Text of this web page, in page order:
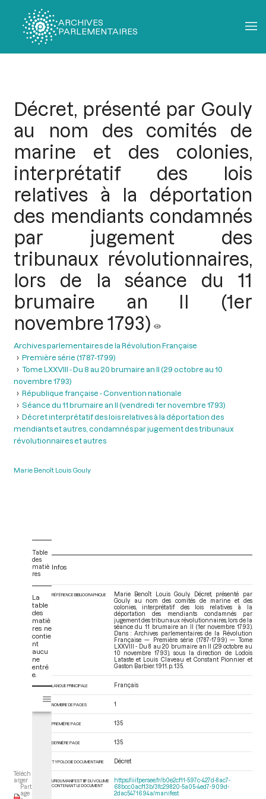
ARCHIVES
PARLEMENTAIRES
Décret, présenté par Gouly
au nom des comités de
marine et des colonies,
interprétatif des lois
relatives à la déportation
des mendiants condamnés
par jugement des
tribunaux révolutionnaires,
lors de la séance du 11
brumaire an II (1er
novembre 1793)
Archives parlementaires de la Révolution Française
Première série (1787-1799)
Tome LXXVIII - Du 8 au 20 brumaire an II (29 octobre au 10
novembre 1793)
République française - Convention nationale
Séance du 11 brumaire an II (vendredi 1er novembre 1793)
Décret interprétatif des lois relatives à la déportation des
mendiants et autres, condamnés par jugement des tribunaux
révolutionnaires et autres
Marie Benoît Louis Gouly
Téléch
arger
Part
age
Table
des
matiè
res
La
table
des
matiè
res ne
contie
nt
aucu
ne
entré
e.
s
Infos
RÉFÉRENCE BIBLIOGRAPHIQUE
Marie Benoît Louis Gouly. Décret, présenté par
Gouly au nom des comités de marine et des
colonies, interprétatif des lois relatives à la
déportation des mendiants condamnés par
jugement des tribunaux révolutionnaires, lors de la
séance du 11 brumaire an II (1er novembre 1793).
Dans : Archives parlementaires de la Révolution
Française — Première série (1787-1799) — Tome
LXXVIII - Du 8 au 20 brumaire an II (29 octobre au
10 novembre 1793) , sous la direction de Lodoïs
Lataste et Louis Claveau et Constant Pionnier et
Gaston Barbier. 1911. p. 135.
LANGUE PRINCIPALE Français
NOMBRE DE PAGES 1
PREMIÈRE PAGE 135
DERNIÈRE PAGE 135
TYPOLOGIE DOCUMENTAIRE Décret
URI DU MANIFEST IIIF DU VOLUME
CONTENANT LE DOCUMENT
https://iiif.persee.fr/b0e2cf11-597c-427d-8ac7-
68bcc0acf13b/3fc29820-5a05-4ed7-909d-
2dac5471694a/manifest